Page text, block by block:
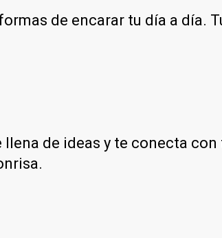
de encarar tu día a
de ideas y te conecta